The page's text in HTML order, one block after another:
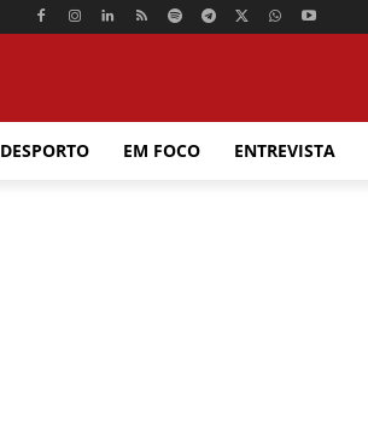
DESPORTO EM FOCO ENTREVISTA